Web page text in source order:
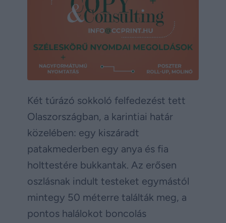
Két túrázó sokkoló felfedezést tett
Olaszországban, a karintiai határ
közelében: egy kiszáradt
patakmederben egy anya és fia
holttestére bukkantak. Az erősen
oszlásnak indult testeket egymástól
mintegy 50 méterre találták meg, a
pontos halálokot boncolás